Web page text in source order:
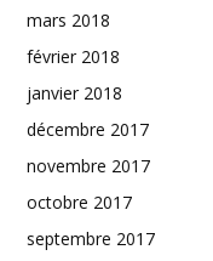
mars 2018
février 2018
janvier 2018
décembre 2017
novembre 2017
octobre 2017
septembre 2017